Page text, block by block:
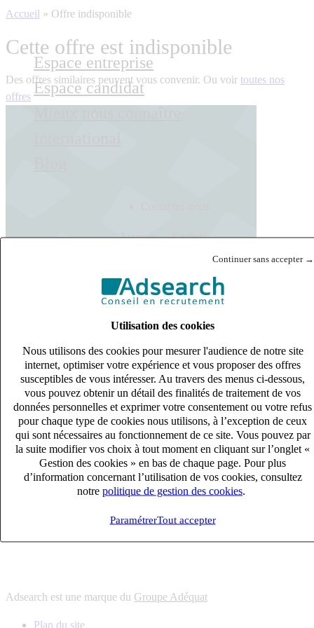
Continuer sans accepter →
Utilisation des cookies
Nous utilisons des cookies pour mesurer l'audience de notre site
internet, optimiser votre expérience et vous proposer des offres
susceptibles de vous intéresser. Au travers des menus ci-dessous,
vous pouvez obtenir un détail des finalités de traitement de vos
données personnelles et exprimer votre consentement ou votre refus
pour chaque type de cookies nous utilisons, à l’exception de ceux
qui sont nécessaires au fonctionnement de ce site. Vous pouvez par
la suite modifier vos choix à tout moment en cliquant sur l’onglet «
Gestion des cookies » en bas de chaque page. Pour plus
d’information concernant l’utilisation de vos cookies, consultez
notre politique de gestion des cookies
ParamétrerTout accepter
Espace entreprise
Espace candidat
Français English
Accueil » Offre indisponible
Cette offre est indisponible
Des offres similaires peuvent vous convenir. Ou voir toutes nos
offres
s'adapter à vos besoin en recrutement
10 univers
connaître votre secteur et ses enjeux
12 bureaux en France
proximité avec nos clients et nos talents
6 solutions
s'adapter à vos besoin en recrutement
10 univers
connaître votre secteur et ses enjeux
proximité avec nos clients et nos talents
Adsearch est une marque du Groupe Adéquat
Plan du site